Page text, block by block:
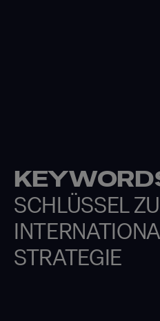
SCHLÜSSEL
STRATEGIE